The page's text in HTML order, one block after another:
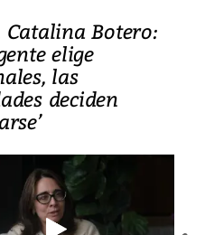
Catalina Botero:
elige
las
deciden